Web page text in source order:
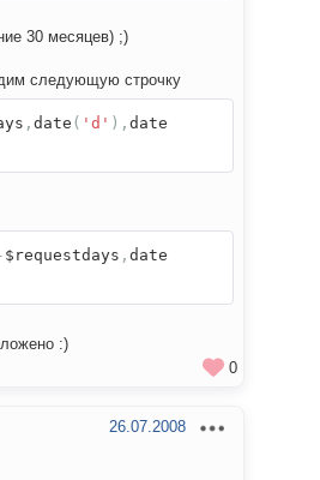
30 месяцев) ;)
следующую строчку
, date ( 'd' ), date
$requestdays , date
:)
0
26.07.2008